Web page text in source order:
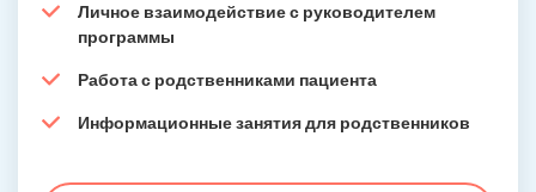
Личное взаимодействие с руководителем
программы
Работа с родственниками пациента
Информационные занятия для родственников